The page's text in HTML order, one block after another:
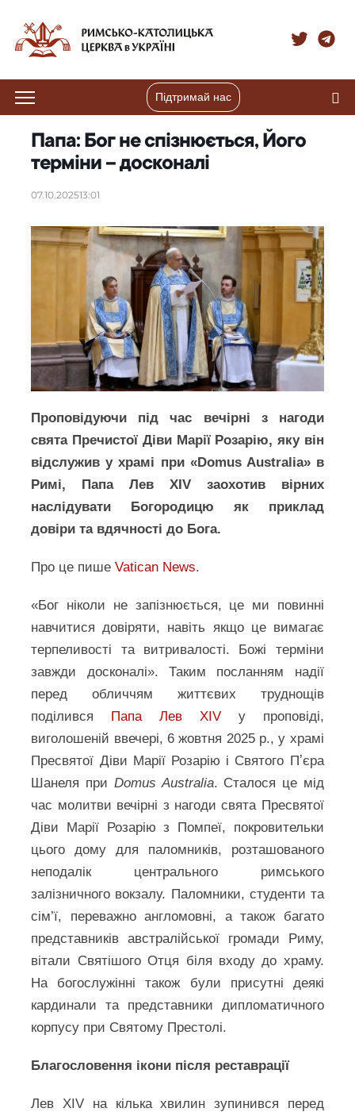
Підтримай нас
Папа: Бог не спізнюється, Його
терміни – досконалі
07.10.202513:01
Проповідуючи під час вечірні з нагоди
свята Пречистої Діви Марії Розарію, яку він
відслужив у храмі при «Domus Australia» в
Римі, Папа Лев XIV заохотив вірних
наслідувати Богородицю як приклад
довіри та вдячності до Бога.
Про це пишеVatican News.
«Бог ніколи не запізнюється, це ми повинні
навчитися довіряти, навіть якщо це вимагає
терпеливості та витривалості. Божі терміни
завжди досконалі». Таким посланням надії
перед обличчям життєвих труднощів
поділився Папа Лев XIVу проповіді,
виголошеній ввечері, 6 жовтня 2025 р., у храмі
Пресвятої Діви Марії Розарію і Святого Пʼєра
Шанеля при Domus Australia. Сталося це мід
час молитви вечірні з нагоди свята Пресвятої
Діви Марії Розарію з Помпеї, покровительки
цього дому для паломників, розташованого
неподалік центрального римського
залізничного вокзалу. Паломники, студенти та
сім’ї, переважно англомовні, а також багато
представників австралійської громади Риму,
вітали Святішого Отця біля входу до храму.
На богослужінні також були присутні деякі
кардинали та представники дипломатичного
корпусу при Святому Престолі.
Благословення ікони після реставрації
Лев XIV на кілька хвилин зупинився перед